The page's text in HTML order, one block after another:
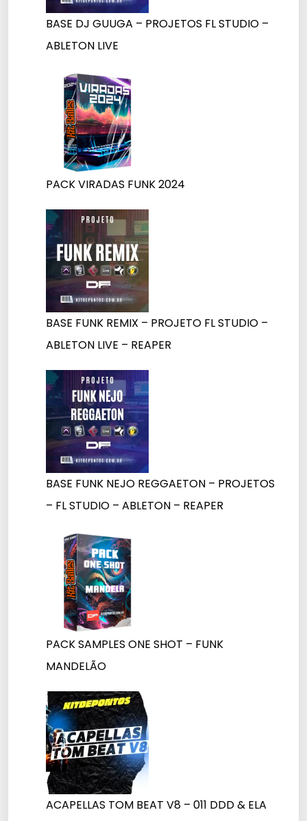
BASE DJ GUUGA – PROJETOS FL STUDIO –
ABLETON LIVE
PACK VIRADAS FUNK 2024
BASE FUNK REMIX – PROJETO FL STUDIO –
ABLETON LIVE – REAPER
BASE FUNK NEJO REGGAETON – PROJETOS
– FL STUDIO – ABLETON – REAPER
PACK SAMPLES ONE SHOT – FUNK
MANDELÃO
ACAPELLAS TOM BEAT V8 – 011 DDD & ELA